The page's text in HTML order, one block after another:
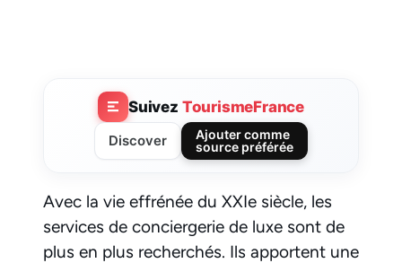
Suivez TourismeFrance
Discover
Ajouter comme
source préférée
Avec la vie effrénée du XXIe siècle, les
services de conciergerie de luxe sont de
plus en plus recherchés. Ils apportent une